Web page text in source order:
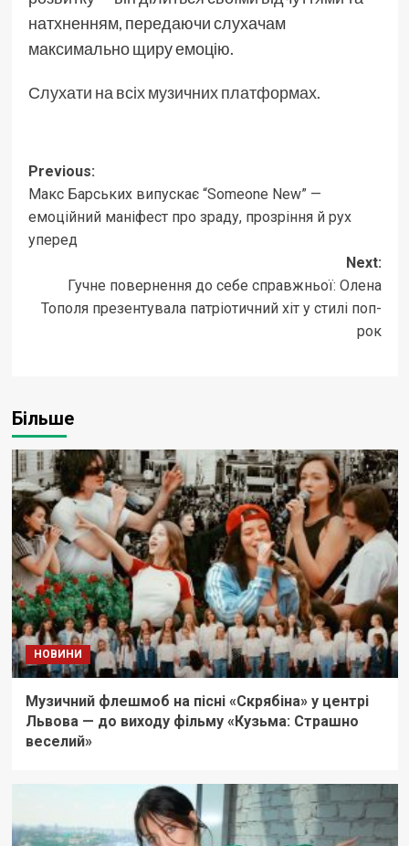
натхненням, передаючи слухачам
максимально щиру емоцію.
Слухати на всіх музичних платформах.
Post
navigation
Previous:
Макс Барських випускає “Someone New” —
емоційний маніфест про зраду, прозріння й рух
уперед
Next:
Гучне повернення до себе справжньої: Олена
Тополя презентувала патріотичний хіт у стилі поп-
рок
Більше
НОВИНИ
Музичний флешмоб на пісні «Скрябіна» у центрі
Львова — до виходу фільму «Кузьма: Страшно
веселий»